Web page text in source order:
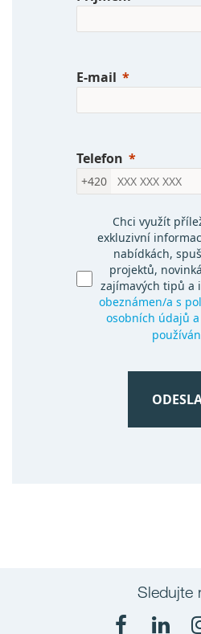
E-mail
Telefon
+420
Chci využít
exkluzivní
nabídkách,
projektů,
zajímavých tipů a
obeznámen/a s
osobních údajů
Sledujte